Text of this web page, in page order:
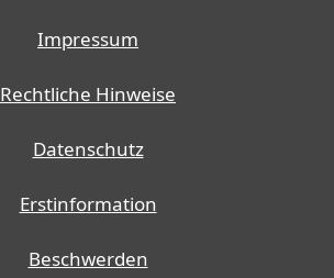
Impressum
Rechtliche Hinweise
Datenschutz
Erstinformation
Beschwerden